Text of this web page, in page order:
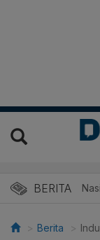
BERITA
Berita